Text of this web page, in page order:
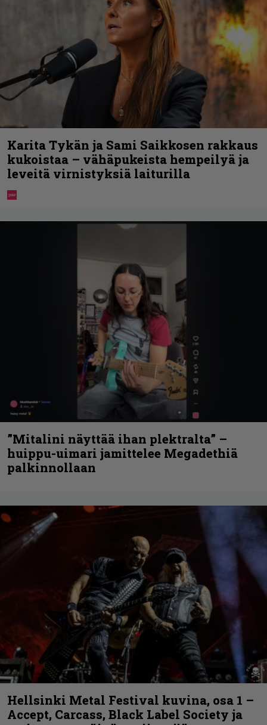
Karita Tykän ja Sami Saikkosen rakkaus
kukoistaa – vähäpukeista hempeilyä ja
leveitä virnistyksiä laiturilla
”Mitalini näyttää ihan plektralta” –
huippu-uimari jamittelee Megadethiä
palkinnollaan
Hellsinki Metal Festival kuvina, osa 1 –
Accept, Carcass, Black Label Society ja